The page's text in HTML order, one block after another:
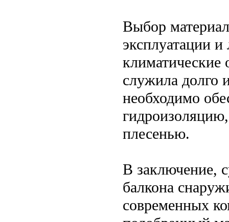
Выбор
эксплуатации
климатические
служила долго
необходимо
плесенью.
В заключение,
балкона
современных